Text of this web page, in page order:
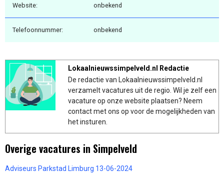
Website: onbekend
Telefoonnummer: onbekend
Lokaalnieuwssimpelveld.nl Redactie
De redactie van Lokaalnieuwssimpelveld.nl
verzamelt vacatures uit de regio. Wil je zelf een
vacature op onze website plaatsen? Neem
contact met ons op voor de mogelijkheden van
het insturen.
Overige vacatures in Simpelveld
Adviseurs Parkstad Limburg 13-06-2024